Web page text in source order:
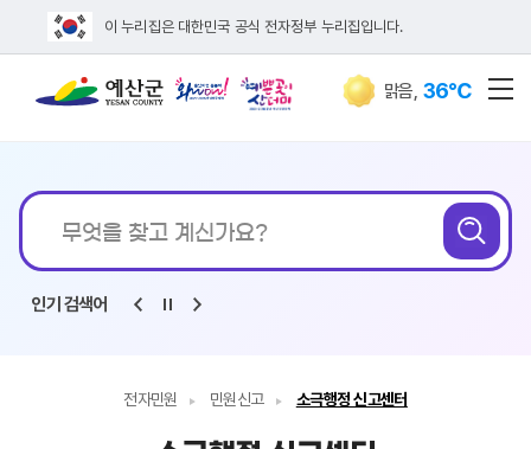
이 누리집은 대한민국 공식 전자정부 누리집입니다.
맑음, 36℃
통합검색
찾고
계신가요?
검
인기 검색어
전자민원 민원신고 소극행정 신고센터